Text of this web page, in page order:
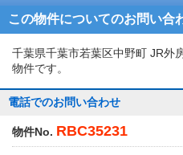
この物件についてのお問い合
千葉県千葉市若葉区中野町 JR外
物件です。
電話でのお問い合わせ
物件No. RBC35231